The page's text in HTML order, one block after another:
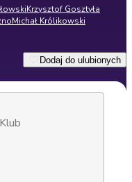
Krzysztof Gosztyła
Michał Królikowski
Dodaj do ulubionych